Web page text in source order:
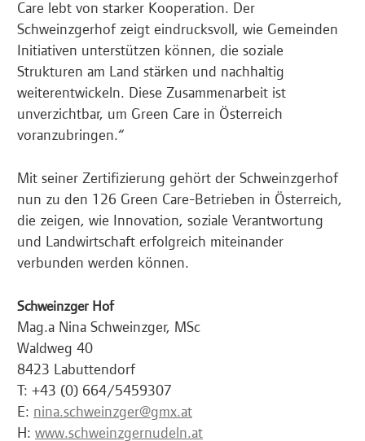
Care lebt von starker Kooperation. Der
Schweinzgerhof zeigt eindrucksvoll, wie Gemeinden
Initiativen unterstützen können, die soziale
Strukturen am Land stärken und nachhaltig
weiterentwickeln. Diese Zusammenarbeit ist
unverzichtbar, um Green Care in Österreich
voranzubringen.“
Mit seiner Zertifizierung gehört der Schweinzgerhof
nun zu den 126 Green Care-Betrieben in Österreich,
die zeigen, wie Innovation, soziale Verantwortung
und Landwirtschaft erfolgreich miteinander
verbunden werden können.
Schweinzger Hof
Mag.a Nina Schweinzger, MSc
Waldweg 40
8423 Labuttendorf
T: +43 (0) 664/5459307
E: nina.schweinzger@gmx.at
H: www.schweinzgernudeln.at